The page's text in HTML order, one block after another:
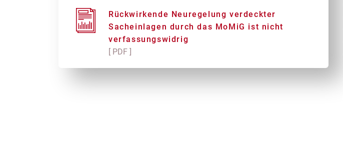
Rückwirkende Neuregelung verdeckter
Sacheinlagen durch das MoMiG ist nicht
verfassungswidrig
[ PDF ]